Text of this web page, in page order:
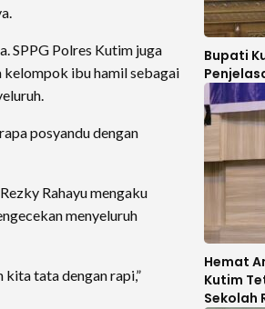
SPPG Polres Kutim juga
kelompok ibu hamil sebagai
posyandu dengan
Rahayu mengaku
menyeluruh
kita tata dengan rapi,”
Bupati
Hemat
Kutim
Sekolah